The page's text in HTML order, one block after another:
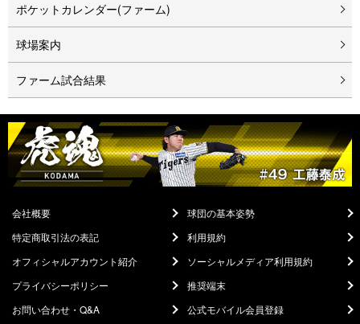
ポケットカレンダー(ファーム)
球場案内
ファーム試合結果
会社概要
球団の基本姿勢
特定商取引法の表記
利用規約
オフィシャルアカウント紹介
ソーシャルメディア利用規約
プライバシーポリシー
推奨端末
お問い合わせ・Q&A
公式モバイル会員登録